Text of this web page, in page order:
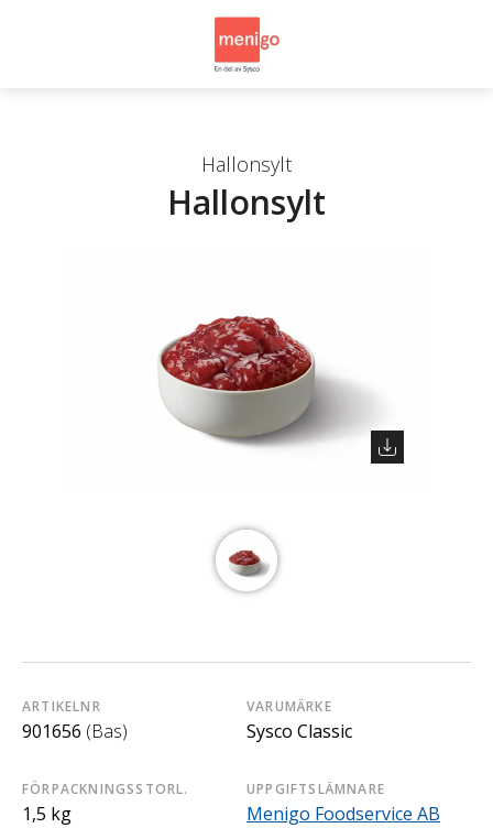
Hallonsylt
Hallonsylt
ARTIKELNR
901656 (Bas)
VARUMÄRKE
Sysco Classic
FÖRPACKNINGSSTORL.
1,5 kg
UPPGIFTSLÄMNARE
Menigo Foodservice AB